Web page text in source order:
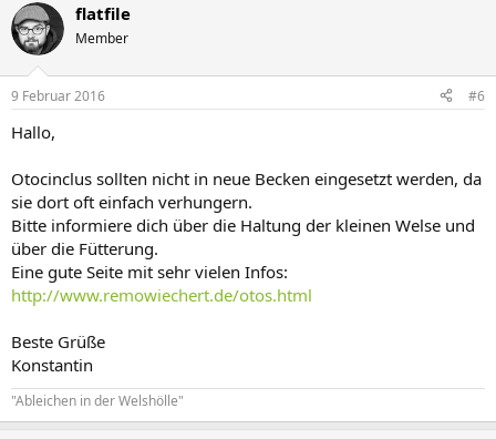
flatfile
Member
9 Februar 2016 #6
Hallo,
Otocinclus sollten nicht in neue Becken eingesetzt werden, da
sie dort oft einfach verhungern.
Bitte informiere dich über die Haltung der kleinen Welse und
über die Fütterung.
Eine gute Seite mit sehr vielen Infos:
http://www.remowiechert.de/otos.html
Beste Grüße
Konstantin
"Ableichen in der Welshölle"